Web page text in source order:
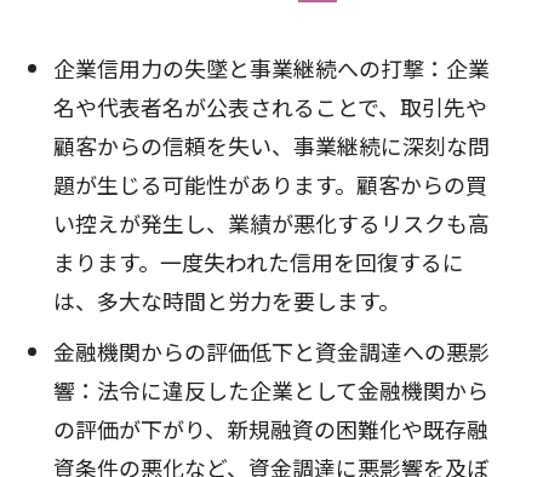
企業信用力の失墜と事業継続への打撃：企業
名や代表者名が公表されることで、取引先や
顧客からの信頼を失い、事業継続に深刻な問
題が生じる可能性があります。顧客からの買
い控えが発生し、業績が悪化するリスクも高
まります。一度失われた信用を回復するに
は、多大な時間と労力を要します。
金融機関からの評価低下と資金調達への悪影
響：法令に違反した企業として金融機関から
の評価が下がり、新規融資の困難化や既存融
資条件の悪化など、資金調達に悪影響を及ぼ